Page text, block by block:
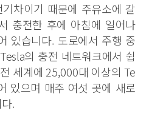
차이기 때문에 주유소에 갈
충전한 후에 아침에 일어나
있습니다. 도로에서 주행 중
의 충전 네트워크에서 쉽
세계에 25,000대 이상의 Te
있으며 매주 여섯 곳에 새로
.